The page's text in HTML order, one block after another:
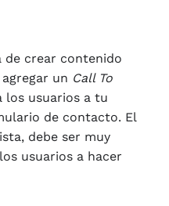
crear contenido
un Call To
los usuarios a tu
de contacto. El
debe ser muy
usuarios a hacer